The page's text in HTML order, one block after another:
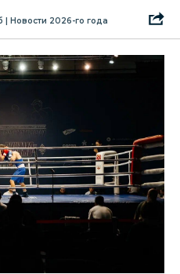
Новости 2026-го года